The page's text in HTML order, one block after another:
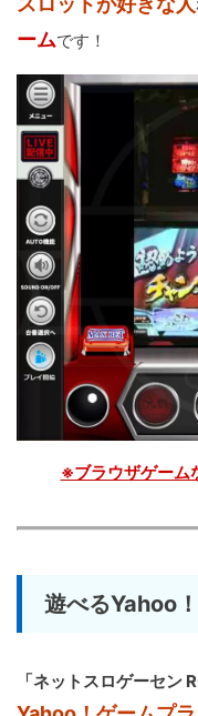
ームです！
※ブラウザゲーム
遊べるYahoo
「ネットスロゲーセン